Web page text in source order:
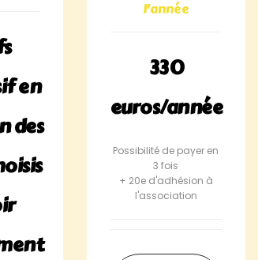
en
des
l'année
330
euros/année
Possibilité de payer en
3 fois
+ 20e d'adhésion à
l'association